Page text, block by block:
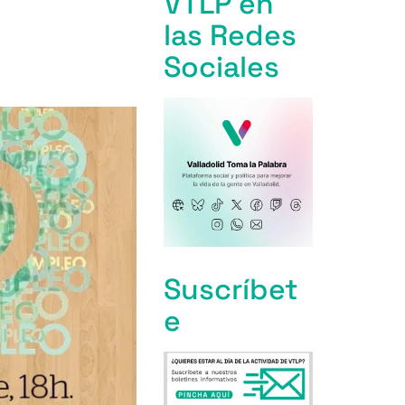
las Redes
Sociales
Suscríbet
e